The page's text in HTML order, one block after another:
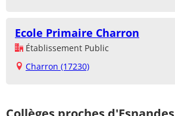
Ecole Primaire Charron
Établissement Public
Charron (17230)